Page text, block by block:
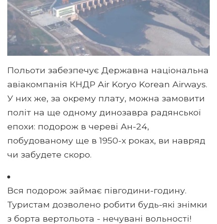
Польоти забезпечує Державна національна
авіакомпанія КНДР Air Koryo Korean Airways.
У них же, за окрему плату, можна замовити
політ на ще одному динозавра радянської
епохи: подорож в череві Ан-24,
побудованому ще в 1950-х роках, ви навряд
чи забудете скоро.
Вся подорож займає півгодини-годину.
Туристам дозволено робити будь-які знімки
з борта вертольота - нечувані вольності!